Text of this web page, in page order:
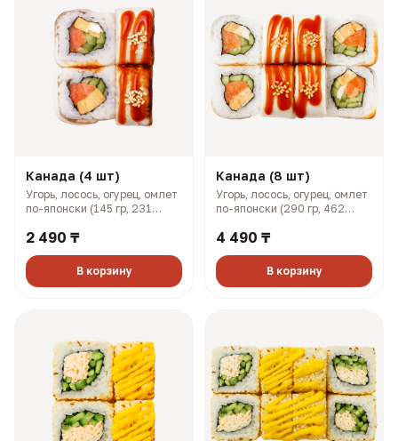
Канада (4 шт)
Угорь, лосось, огурец, омлет
по-японски (145 гр, 231
2 490 ₸
В корзину
Канада (8 шт)
Угорь, лосось, огурец, омлет
по-японски (290 гр, 462
4 490 ₸
В корзину